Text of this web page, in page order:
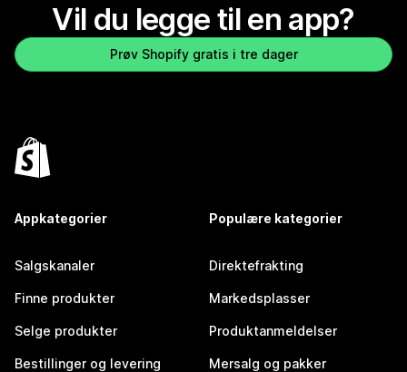
Vil du legge til en app?
Prøv Shopify gratis i tre dager
Appkategorier
Salgskanaler
Finne produkter
Selge produkter
Bestillinger og levering
Populære kategorier
Direktefrakting
Markedsplasser
Produktanmeldelser
Mersalg og pakker